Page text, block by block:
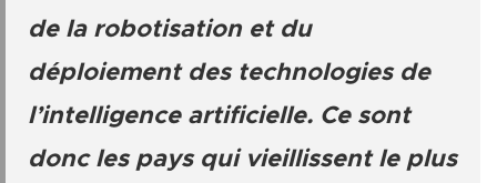
de la robotisation et du
déploiement des technologies de
l’intelligence artificielle. Ce sont
donc les pays qui vieillissent le plus